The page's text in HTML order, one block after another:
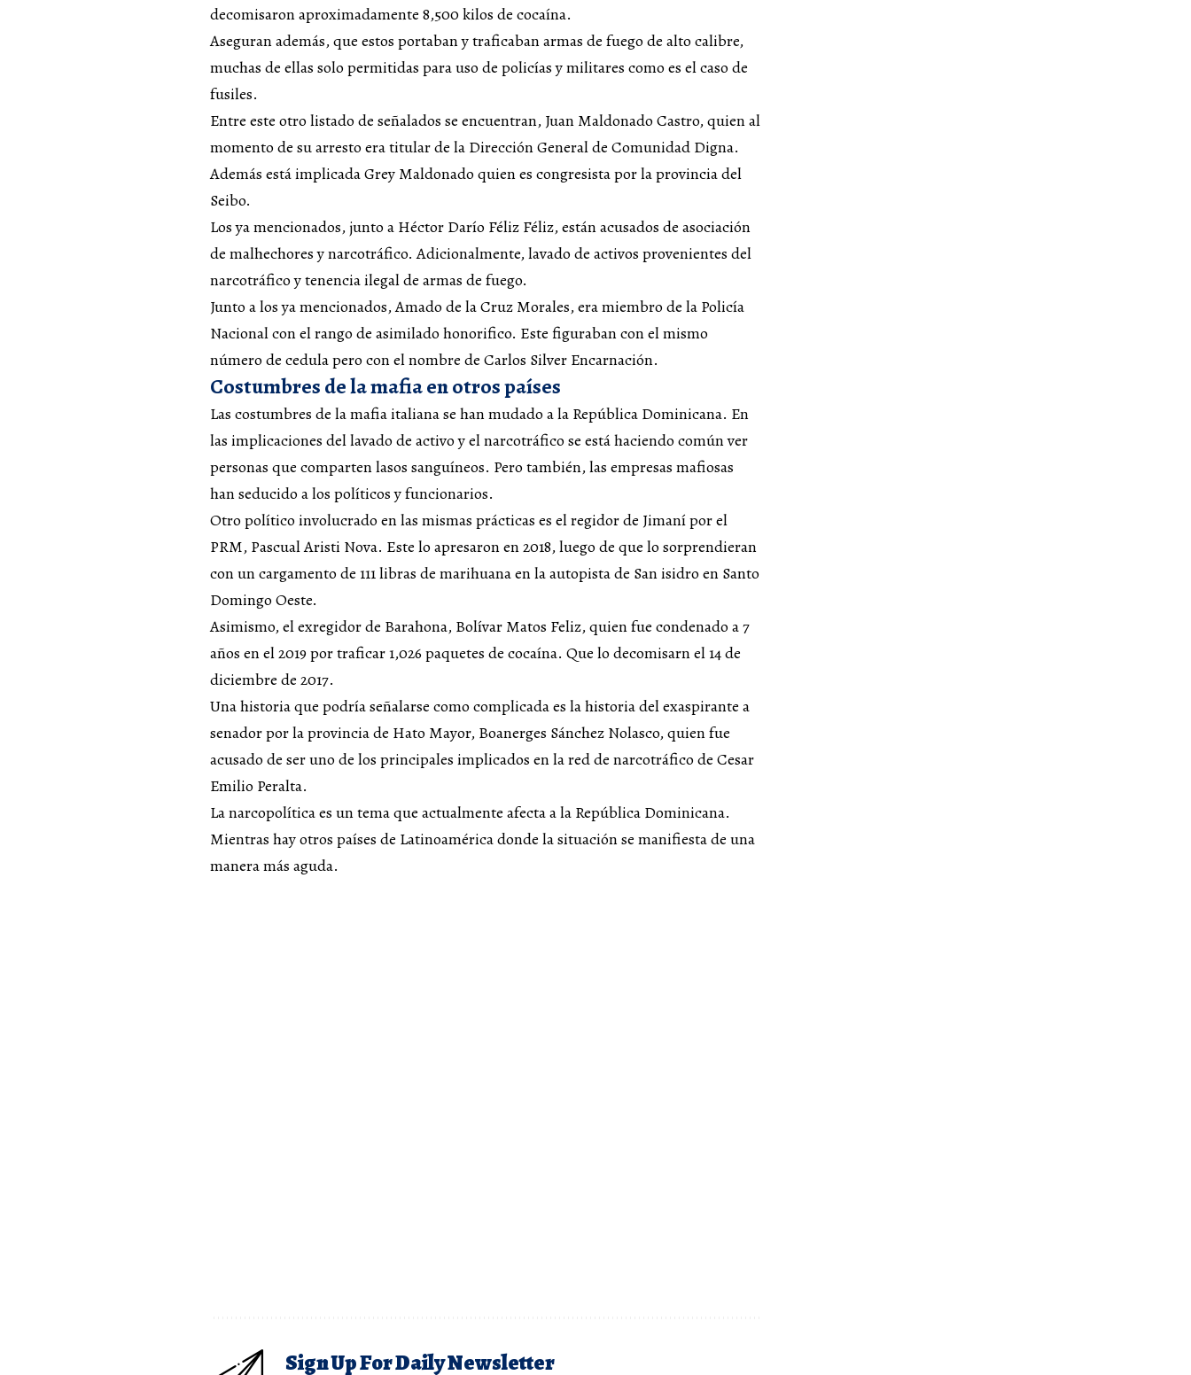
decomisaron aproximadamente 8,500 kilos de cocaína.
Aseguran además, que estos portaban y traficaban armas de fuego de alto calibre,
muchas de ellas solo permitidas para uso de policías y militares como es el caso de
fusiles.
Entre este otro listado de señalados se encuentran, Juan Maldonado Castro, quien al
momento de su arresto era titular de la Dirección General de Comunidad Digna.
Además está implicada Grey Maldonado quien es congresista por la provincia del
Seibo.
Los ya mencionados, junto a Héctor Darío Féliz Féliz, están acusados de asociación
de malhechores y narcotráfico. Adicionalmente, lavado de activos provenientes del
narcotráfico y tenencia ilegal de armas de fuego.
Junto a los ya mencionados, Amado de la Cruz Morales, era miembro de la Policía
Nacional con el rango de asimilado honorifico. Este figuraban con el mismo
número de cedula pero con el nombre de Carlos Silver Encarnación.
Costumbres de la mafia en otros países
Las costumbres de la mafia italiana se han mudado a la República Dominicana. En
las implicaciones del lavado de activo y el narcotráfico se está haciendo común ver
personas que comparten lasos sanguíneos. Pero también, las empresas mafiosas
han seducido a los políticos y funcionarios.
Otro político involucrado en las mismas prácticas es el regidor de Jimaní por el
PRM, Pascual Aristi Nova. Este lo apresaron en 2018, luego de que lo sorprendieran
con un cargamento de 111 libras de marihuana en la autopista de San isidro en Santo
Domingo Oeste.
Asimismo, el exregidor de Barahona, Bolívar Matos Feliz, quien fue condenado a 7
años en el 2019 por traficar 1,026 paquetes de cocaína. Que lo decomisarn el 14 de
diciembre de 2017.
Una historia que podría señalarse como complicada es la historia del exaspirante a
senador por la provincia de Hato Mayor, Boanerges Sánchez Nolasco, quien fue
acusado de ser uno de los principales implicados en la red de narcotráfico de Cesar
Emilio Peralta.
La narcopolítica es un tema que actualmente afecta a la República Dominicana.
Mientras hay otros países de Latinoamérica donde la situación se manifiesta de una
manera más aguda.
Sign Up For Daily Newsletter